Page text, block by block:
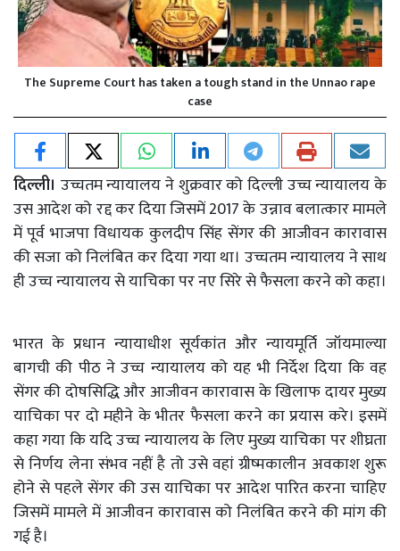
The Supreme Court has taken a tough stand in the Unnao rape
case
दिल्ली। उच्चतम न्यायालय ने शुक्रवार को दिल्ली उच्च न्यायालय के
उस आदेश को रद्द कर दिया जिसमें 2017 के उन्नाव बलात्कार मामले
में पूर्व भाजपा विधायक कुलदीप सिंह सेंगर की आजीवन कारावास
की सजा को निलंबित कर दिया गया था। उच्चतम न्यायालय ने साथ
ही उच्च न्यायालय से याचिका पर नए सिरे से फैसला करने को कहा।
भारत के प्रधान न्यायाधीश सूर्यकांत और न्यायमूर्ति जॉयमाल्या
बागची की पीठ ने उच्च न्यायालय को यह भी निर्देश दिया कि वह
सेंगर की दोषसिद्धि और आजीवन कारावास के खिलाफ दायर मुख्य
याचिका पर दो महीने के भीतर फैसला करने का प्रयास करे। इसमें
कहा गया कि यदि उच्च न्यायालय के लिए मुख्य याचिका पर शीघ्रता
से निर्णय लेना संभव नहीं है तो उसे वहां ग्रीष्मकालीन अवकाश शुरू
होने से पहले सेंगर की उस याचिका पर आदेश पारित करना चाहिए
जिसमें मामले में आजीवन कारावास को निलंबित करने की मांग की
गई है।